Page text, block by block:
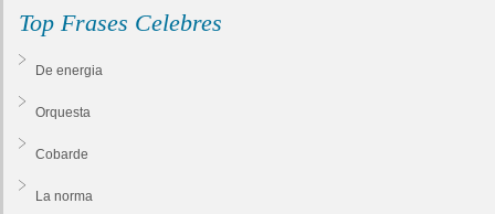
Top Frases Celebres
De energia
Orquesta
Cobarde
La norma